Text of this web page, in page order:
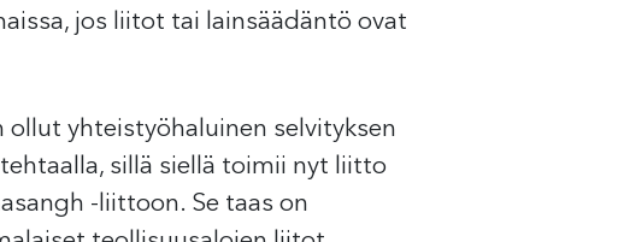
jos liitot tai lainsäädäntö ovat
ollut yhteistyöhaluinen selvityksen
sillä siellä toimii nyt liitto
-liittoon. Se taas on